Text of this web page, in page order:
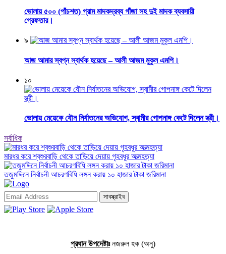
ভোলায় ৫০০ (পাঁচশত) গ্রাম মাদকদ্রব্য গাঁজা সহ দুই মাদক ব্যবসায়ী
গ্রেফতার।
৯
আজ আমার স্বপ্ন স্বার্থক হয়েছে – আলী আজম মুকুল এমপি।
১০
ভোলায় মেয়েকে যৌন নির্যাতনের অভিযোগ, স্বামীর গোপনাঙ্গ কেটে দিলেন স্ত্রী।
সর্বাধিক
মারধর করে শ্বশুরবাড়ি থেকে তাড়িয়ে দেয়ায় গৃহবধূর আত্মহত্যা
তজুমদ্দিনে নির্বাচনী আচরণবিধি লঙ্গন করায় ১০ হাজার টাকা জরিমানা
সাবস্ক্রাইব
প্রধান উপদেষ্টাঃনজরুল হক (অনু)